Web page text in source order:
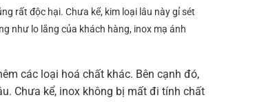
rất độc hại. Chưa kể, kim loại lâu này gỉ sét
như lo lắng của khách hàng, inox mạ ánh
các loại hoá chất khác. Bên cạnh đó,
Chưa kể, inox không bị mất đi tính chất